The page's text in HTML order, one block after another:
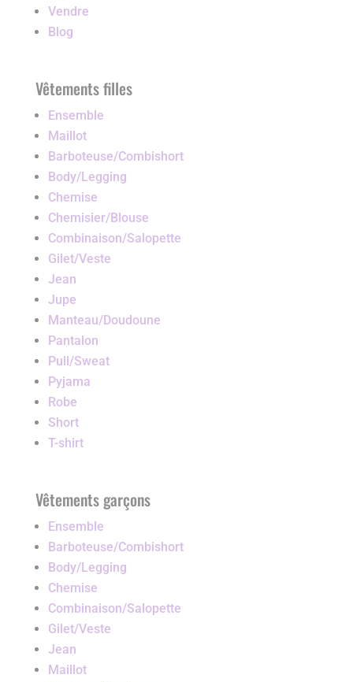
Vendre
Blog
Vêtements filles
Ensemble
Maillot
Barboteuse/Combishort
Body/Legging
Chemise
Chemisier/Blouse
Combinaison/Salopette
Gilet/Veste
Jean
Jupe
Manteau/Doudoune
Pantalon
Pull/Sweat
Pyjama
Robe
Short
T-shirt
Vêtements garçons
Ensemble
Barboteuse/Combishort
Body/Legging
Chemise
Combinaison/Salopette
Gilet/Veste
Jean
Maillot